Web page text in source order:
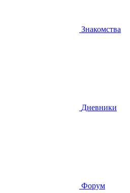
Знакомства
Дневники
Форум